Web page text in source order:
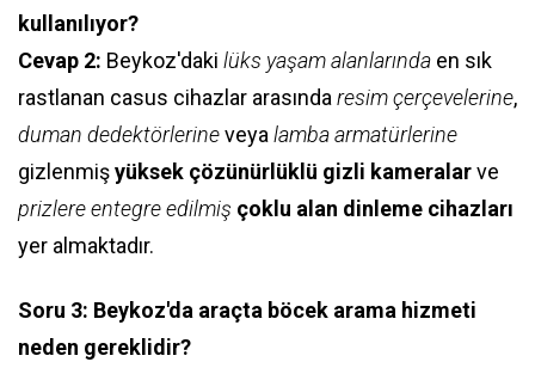
kullanılıyor?
Cevap 2: Beykoz'daki lüks yaşam alanlarında en sık
rastlanan casus cihazlar arasında resim çerçevelerine,
duman dedektörlerineveya lamba armatürlerine
gizlenmişyüksek çözünürlüklü gizli kameralarve
prizlere entegre edilmiş çoklu alan dinleme cihazları
yer almaktadır.
Soru 3: Beykoz'da araçta böcek arama hizmeti
neden gereklidir?